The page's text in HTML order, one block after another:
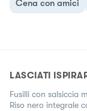
Cena con amici
LASCIATI
Fusilli con salsiccia
Riso nero integrale